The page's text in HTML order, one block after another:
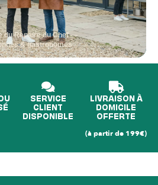
du Repaire du Chef —
& gastronomes
SERVICE
CLIENT
DISPONIBLE
LIVRAISON À
DOMICILE
OFFERTE
(à partir de 199€)